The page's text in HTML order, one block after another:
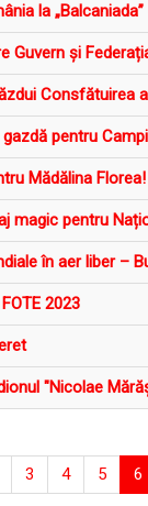
la
Guvern și
Consfătuirea
pentru
Mădălina Florea!
magic pentru
în aer liber –
2023
"Nicolae
3 4 5 6